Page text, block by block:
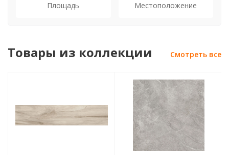
Площадь
Местоположение
Товары из коллекции Смотреть все